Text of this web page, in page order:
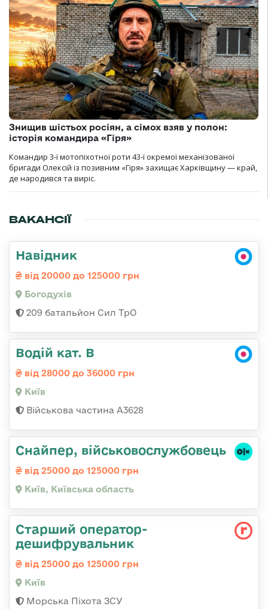
Знищив шістьох росіян, а сімох взяв у полон:
історія командира «Гіря»
Командир 3-ї мотопіхотної роти 43-ї окремої механізованої
бригади Олексій із позивним «Гіря» захищає Харківщину — край,
де народився та виріс.
ВАКАНСІЇ
Навідник
від 20000 до 125000 грн
Богодухів
209 батальйон Сил ТрО
Водій кат. В
від 28000 до 36000 грн
Київ
Військова частина А3628
Снайпер, військовослужбовець
від 25000 до 125000 грн
Київ, Київська область
Старший оператор-
дешифрувальник
від 25000 до 125000 грн
Київ
Морська Піхота ЗСУ